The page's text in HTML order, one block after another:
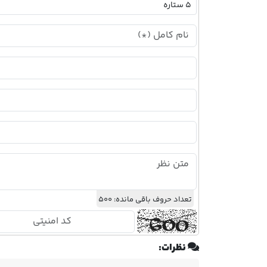
تعداد حروف باقی مانده: 500
نظرات: